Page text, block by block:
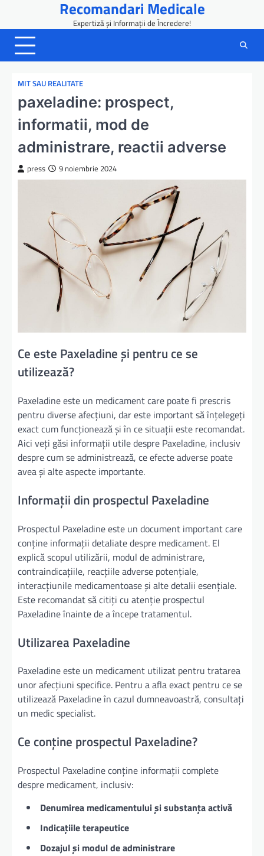
content
Recomandari Medicale
Expertiză și Informații de Încredere!
MIT SAU REALITATE
paxeladine: prospect,
informatii, mod de
administrare, reactii adverse
press 9 noiembrie 2024
Ce este Paxeladine și pentru ce se
utilizează?
Paxeladine este un medicament care poate fi prescris
pentru diverse afecțiuni, dar este important să înțelegeți
exact cum funcționează și în ce situații este recomandat.
Aici veți găsi informații utile despre Paxeladine, inclusiv
despre cum se administrează, ce efecte adverse poate
avea și alte aspecte importante.
Informații din prospectul Paxeladine
Prospectul Paxeladine este un document important care
conține informații detaliate despre medicament. El
explică scopul utilizării, modul de administrare,
contraindicațiile, reacțiile adverse potențiale,
interacțiunile medicamentoase și alte detalii esențiale.
Este recomandat să citiți cu atenție prospectul
Paxeladine înainte de a începe tratamentul.
Utilizarea Paxeladine
Paxeladine este un medicament utilizat pentru tratarea
unor afecțiuni specifice. Pentru a afla exact pentru ce se
utilizează Paxeladine în cazul dumneavoastră, consultați
un medic specialist.
Ce conține prospectul Paxeladine?
Prospectul Paxeladine conține informații complete
despre medicament, inclusiv:
Denumirea medicamentului și substanța activă
Indicațiile terapeutice
Dozajul și modul de administrare